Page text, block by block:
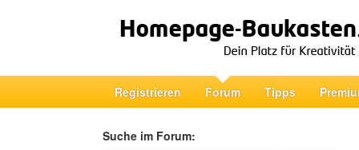
Registrieren Forum Tipps
Suche im Forum: